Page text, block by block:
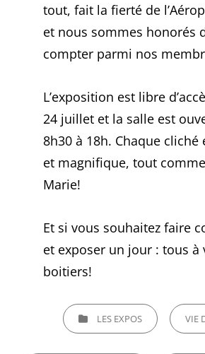
tout, fait la fierté de
et nous sommes honorés
compter parmi nos
L’exposition est libre
24 juillet et la salle est
8h30 à 18h. Chaque cliché
et magnifique, tout
Marie!
Et si vous souhaitez faire
et exposer un jour : tous à
boitiers!
CATEGORIESLES EXPOS VIE